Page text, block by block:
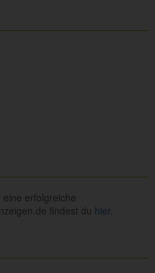
erfolgreiche
findest du hier.